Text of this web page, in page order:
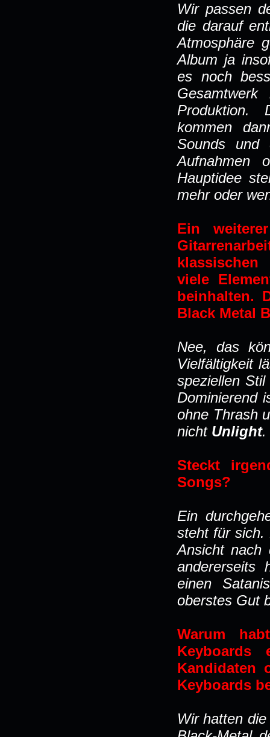
Wir passen
die darauf
Atmosphäre
Album ja
es noch
Produktion.
kommen
Sounds und
Aufnahmen
Hauptidee
mehr oder
Ein
viele
beinhalten.
Black Metal
Nee, das
Vielfältigkeit
speziellen
Dominierend
ohne Thrash
nicht Unlight.
Steckt
Songs?
Ein
steht für sich.
Ansicht nach
andererseits
einen
oberstes Gut
Warum
Keyboards
Kandidaten
Keyboards
Wir hatten